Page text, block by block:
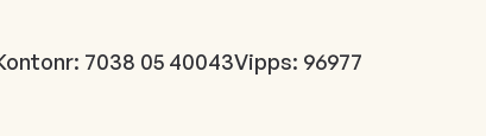
7038 05 40043Vipps: 96977